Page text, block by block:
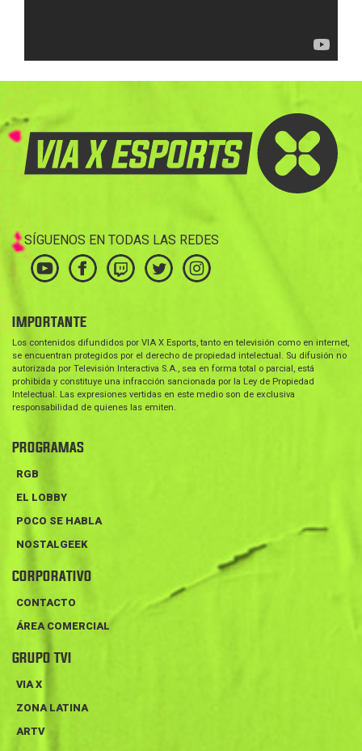
SÍGUENOS EN TODAS LAS REDES
IMPORTANTE
Los contenidos difundidos por VIA X Esports, tanto en televisión como en internet,
se encuentran protegidos por el derecho de propiedad intelectual. Su difusión no
autorizada por Televisión Interactiva S.A., sea en forma total o parcial, está
prohibida y constituye una infracción sancionada por la Ley de Propiedad
Intelectual. Las expresiones vertidas en este medio son de exclusiva
responsabilidad de quienes las emiten.
PROGRAMAS
RGB
EL LOBBY
POCO SE HABLA
NOSTALGEEK
CORPORATIVO
CONTACTO
ÁREA COMERCIAL
GRUPO TVI
VIA X
ZONA LATINA
ARTV